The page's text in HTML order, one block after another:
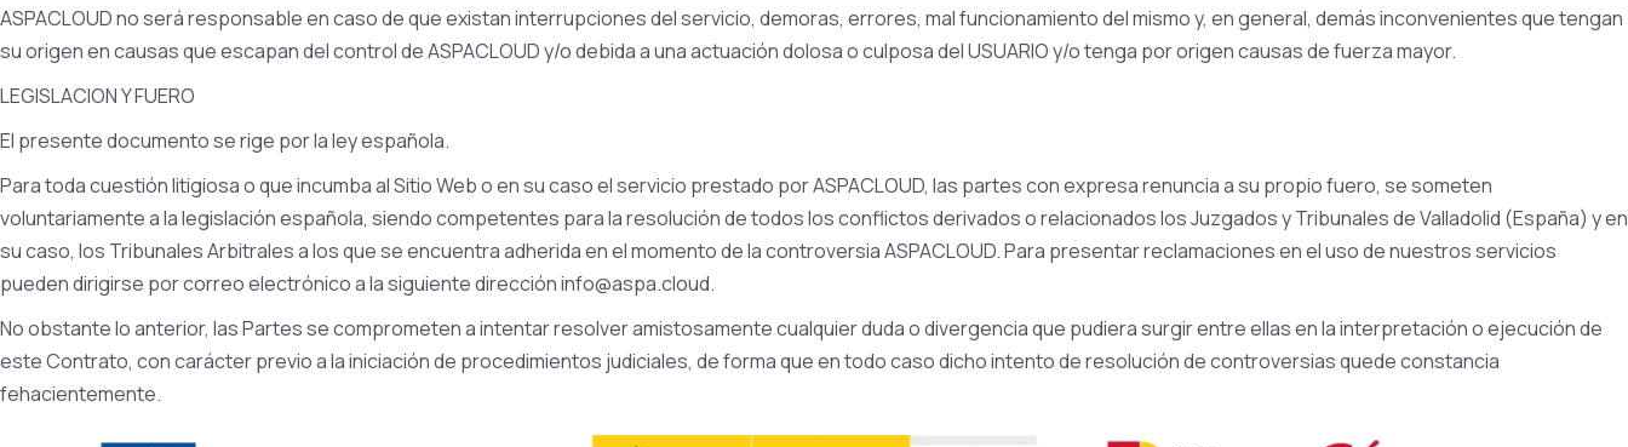
ASPACLOUD no será responsable en caso de que existan interrupciones del servicio, demoras, errores, mal funcionamiento del mismo y, en general, demás inconvenientes que tengan
su origen en causas que escapan del control de ASPACLOUD y/o debida a una actuación dolosa o culposa del USUARIO y/o tenga por origen causas de fuerza mayor.
LEGISLACION Y FUERO
El presente documento se rige por la ley española.
Para toda cuestión litigiosa o que incumba al Sitio Web o en su caso el servicio prestado por ASPACLOUD, las partes con expresa renuncia a su propio fuero, se someten
voluntariamente a la legislación española, siendo competentes para la resolución de todos los conflictos derivados o relacionados los Juzgados y Tribunales de Valladolid (España) y en
su caso, los Tribunales Arbitrales a los que se encuentra adherida en el momento de la controversia ASPACLOUD. Para presentar reclamaciones en el uso de nuestros servicios
pueden dirigirse por correo electrónico a la siguiente dirección info@aspa.cloud.
No obstante lo anterior, las Partes se comprometen a intentar resolver amistosamente cualquier duda o divergencia que pudiera surgir entre ellas en la interpretación o ejecución de
este Contrato, con carácter previo a la iniciación de procedimientos judiciales, de forma que en todo caso dicho intento de resolución de controversias quede constancia
fehacientemente.